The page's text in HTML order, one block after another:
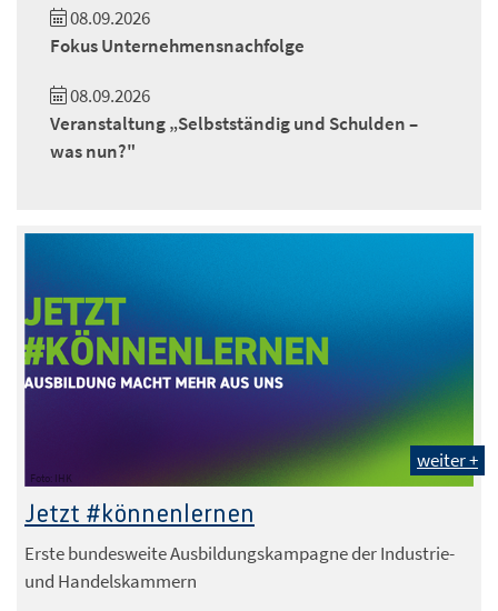
08.09.2026
Fokus Unternehmensnachfolge
08.09.2026
Veranstaltung „Selbstständig und Schulden –
was nun?"
Foto: IHK
weiter +
Jetzt #könnenlernen
Erste bundesweite Ausbildungskampagne der Industrie-
und Handelskammern